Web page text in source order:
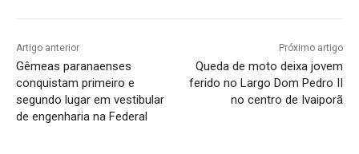
Artigo anterior
Gêmeas paranaenses
conquistam primeiro e
segundo lugar em vestibular
de engenharia na Federal
Próximo artigo
Queda de moto deixa jovem
ferido no Largo Dom Pedro II
no centro de Ivaiporã